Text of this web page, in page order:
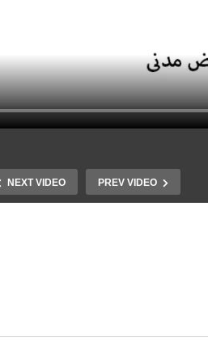
PREV VIDEO
NEXT VIDEO